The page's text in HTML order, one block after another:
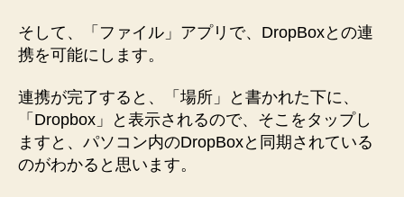
そして、「ファイル」アプリで、DropBoxとの連
携を可能にします。
連携が完了すると、「場所」と書かれた下に、
「Dropbox」と表示されるので、そこをタップし
ますと、パソコン内のDropBoxと同期されている
のがわかると思います。